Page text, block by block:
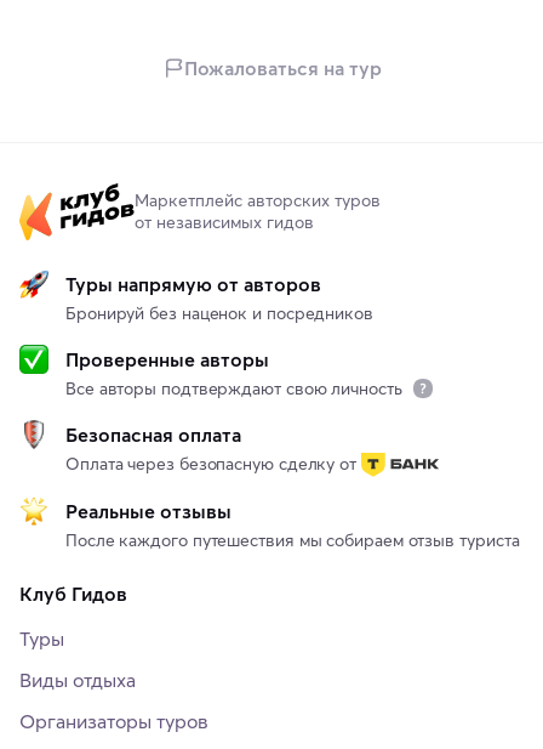
Пожаловаться на тур
Маркетплейс авторских туров
от независимых гидов
Туры напрямую от авторов
Бронируй без наценок и посредников
Проверенные авторы
Все авторы подтверждают свою личность
Безопасная оплата
Оплата через безопасную сделку от
Реальные отзывы
После каждого путешествия мы собираем отзыв туриста
Клуб Гидов
Туры
Виды отдыха
Организаторы туров